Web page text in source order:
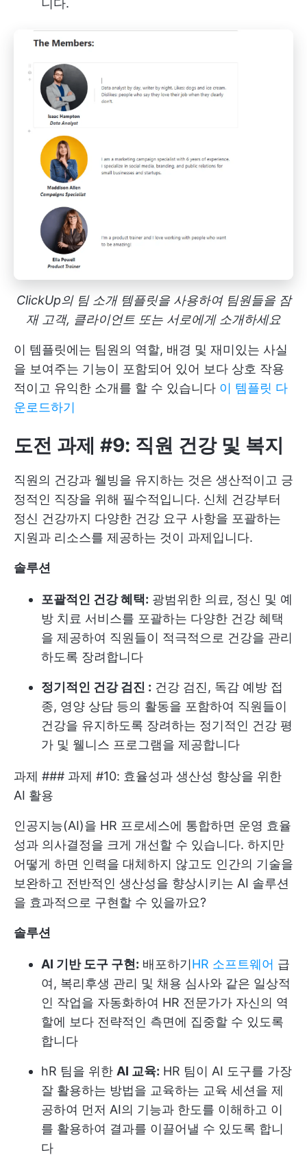
ClickUp의 팀 소개 템플릿을 사용하여 팀원들을 잠
재 고객, 클라이언트 또는 서로에게 소개하세요
이 템플릿에는 팀원의 역할, 배경 및 재미있는 사실
을 보여주는 기능이 포함되어 있어 보다 상호 작용
적이고 유익한 소개를 할 수 있습니다 이 템플릿 다
운로드하기
도전 과제 #9: 직원 건강 및 복지
직원의 건강과 웰빙을 유지하는 것은 생산적이고 긍
정적인 직장을 위해 필수적입니다. 신체 건강부터
정신 건강까지 다양한 건강 요구 사항을 포괄하는
지원과 리소스를 제공하는 것이 과제입니다.
솔루션
포괄적인 건강 혜택: 광범위한 의료, 정신 및 예
방 치료 서비스를 포괄하는 다양한 건강 혜택
을 제공하여 직원들이 적극적으로 건강을 관리
하도록 장려합니다
정기적인 건강 검진 : 건강 검진, 독감 예방 접
종, 영양 상담 등의 활동을 포함하여 직원들이
건강을 유지하도록 장려하는 정기적인 건강 평
가 및 웰니스 프로그램을 제공합니다
과제 ### 과제 #10: 효율성과 생산성 향상을 위한
AI 활용
인공지능(AI)을 HR 프로세스에 통합하면 운영 효율
성과 의사결정을 크게 개선할 수 있습니다. 하지만
어떻게 하면 인력을 대체하지 않고도 인간의 기술을
보완하고 전반적인 생산성을 향상시키는 AI 솔루션
을 효과적으로 구현할 수 있을까요?
솔루션
AI 기반 도구 구현: 배포하기HR 소프트웨어 급
여, 복리후생 관리 및 채용 심사와 같은 일상적
인 작업을 자동화하여 HR 전문가가 자신의 역
할에 보다 전략적인 측면에 집중할 수 있도록
합니다
hR 팀을 위한 AI 교육: HR 팀이 AI 도구를 가장
잘 활용하는 방법을 교육하는 교육 세션을 제
공하여 먼저 AI의 기능과 한도를 이해하고 이
를 활용하여 결과를 이끌어낼 수 있도록 합니
다